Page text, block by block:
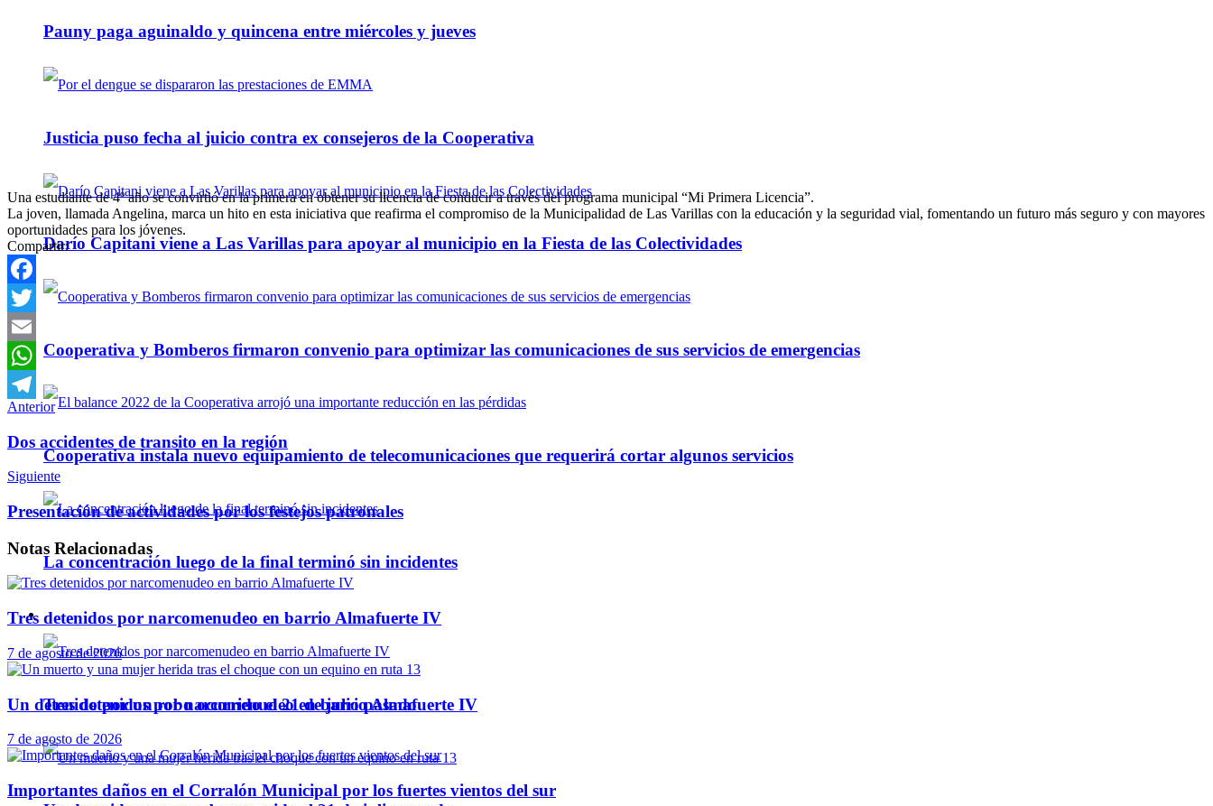
Pauny paga aguinaldo y quincena entre miércoles y jueves
Justicia puso fecha al juicio contra ex consejeros de la Cooperativa
Darío Capitani viene a Las Varillas para apoyar al municipio en la Fiesta de las Colectividades
Cooperativa y Bomberos firmaron convenio para optimizar las comunicaciones de sus servicios de emergencias
Cooperativa instala nuevo equipamiento de telecomunicaciones que requerirá cortar algunos servicios
La concentración luego de la final terminó sin incidentes
Policiales
Tres detenidos por narcomenudeo en barrio Almafuerte IV
Una estudiante de 4º año se convirtió en la primera en obtener su licencia de conducir a través del programa municipal “Mi Primera Licencia”.
La joven, llamada Angelina, marca un hito en esta iniciativa que reafirma el compromiso de la Municipalidad de Las Varillas con la educación y la seguridad vial, fomentando un futuro más seguro y con mayores
oportunidades para los jóvenes.
Compartir:
Facebook
Twitter
Email
WhatsApp
Telegram
Anterior
Dos accidentes de transito en la región
Siguiente
Presentación de actividades por los festejos patronales
Notas Relacionadas
Tres detenidos por narcomenudeo en barrio Almafuerte IV
7 de agosto de 2026
Un detenido por un robo ocurrido el 21 de julio pasado
7 de agosto de 2026
Importantes daños en el Corralón Municipal por los fuertes vientos del sur